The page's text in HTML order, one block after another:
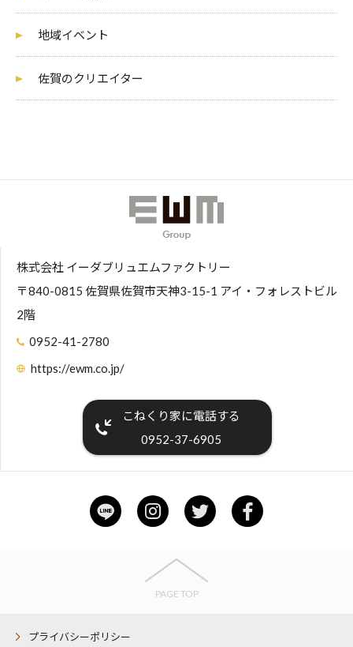
地域イベント
佐賀のクリエイター
株式会社 イーダブリュエムファクトリー
〒840-0815 佐賀県佐賀市天神3-15-1 アイ・フォレストビル
2階
0952-41-2780
https://ewm.co.jp/
こねくり家に電話する
0952-37-6905
PAGE TOP
プライバシーポリシー